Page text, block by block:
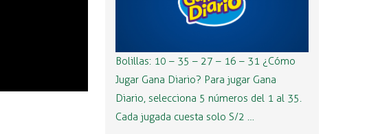
Bolillas: 10 – 35 – 27 – 16 – 31 ¿Cómo
Jugar Gana Diario? Para jugar Gana
Diario, selecciona 5 números del 1 al 35.
Cada jugada cuesta solo S/2 …